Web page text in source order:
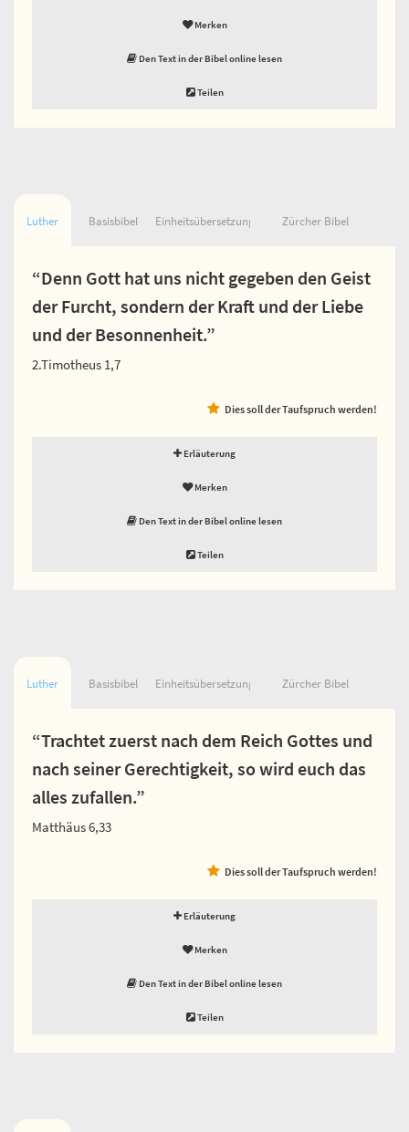
Merken
Den Text in der Bibel online lesen
Teilen
Luther Basisbibel Einheitsübersetzung Zürcher Bibel
“Denn Gott hat uns nicht gegeben den Geist
der Furcht, sondern der Kraft und der Liebe
und der Besonnenheit.”
2.Timotheus 1,7
Dies soll der Taufspruch werden!
Erläuterung
Merken
Den Text in der Bibel online lesen
Teilen
Luther Basisbibel Einheitsübersetzung Zürcher Bibel
“Trachtet zuerst nach dem Reich Gottes und
nach seiner Gerechtigkeit, so wird euch das
alles zufallen.”
Matthäus 6,33
Dies soll der Taufspruch werden!
Erläuterung
Merken
Den Text in der Bibel online lesen
Teilen